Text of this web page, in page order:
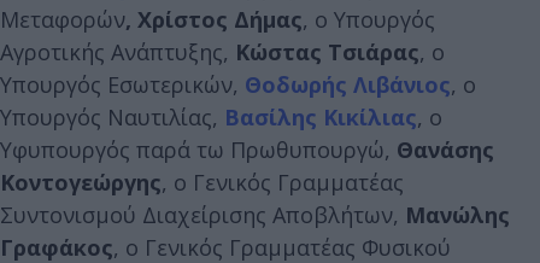
Μεταφορών, Χρίστος Δήμας, ο Υπουργός
Αγροτικής Ανάπτυξης, Κώστας Τσιάρας, ο
Υπουργός Εσωτερικών, Θοδωρής Λιβάνιος, ο
Υπουργός Ναυτιλίας, Βασίλης Κικίλιας, ο
Υφυπουργός παρά τω Πρωθυπουργώ, Θανάσης
Κοντογεώργης, ο Γενικός Γραμματέας
Συντονισμού Διαχείρισης Αποβλήτων, Μανώλης
Γραφάκος, ο Γενικός Γραμματέας Φυσικού